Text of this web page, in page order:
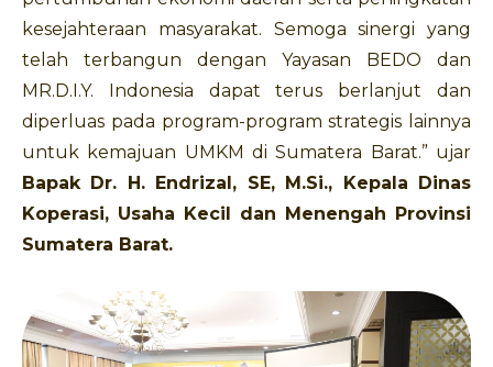
kesejahteraan masyarakat. Semoga sinergi yang
telah terbangun dengan Yayasan BEDO dan
MR.D.I.Y. Indonesia dapat terus berlanjut dan
diperluas pada program-program strategis lainnya
untuk kemajuan UMKM di Sumatera Barat.” ujar
Bapak Dr. H. Endrizal, SE, M.Si., Kepala Dinas
Koperasi, Usaha Kecil dan Menengah Provinsi
Sumatera Barat.